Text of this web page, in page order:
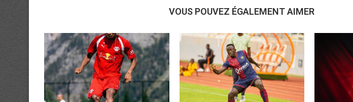
VOUS POUVEZ ÉGALEMENT AIMER